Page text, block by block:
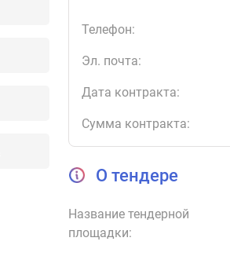
Телефон:
Эл. почта:
Дата контракта:
Сумма контракта:
О тендере
Название тендерной
площадки: